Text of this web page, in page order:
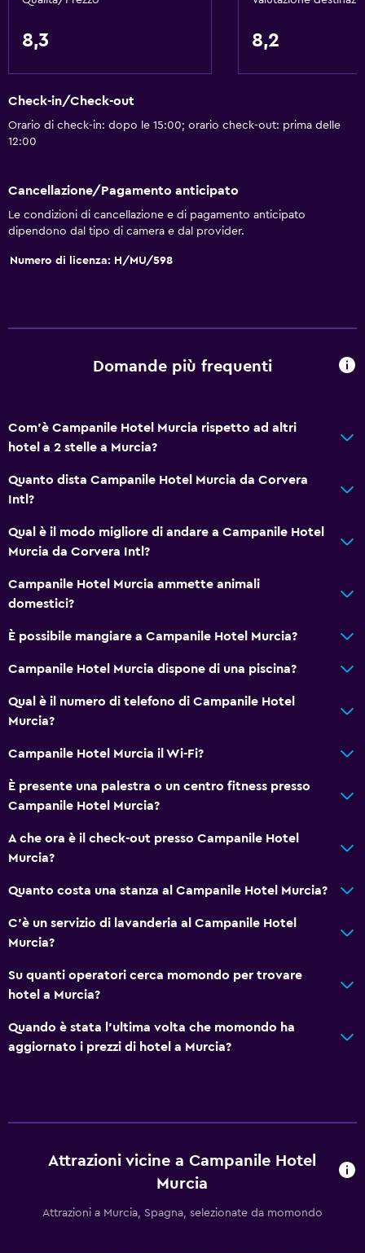
8,3 8,2
Check-in/Check-out
Orario di check-in: dopo le 15:00; orario check-out: prima delle
12:00
Cancellazione/Pagamento anticipato
Le condizioni di cancellazione e di pagamento anticipato
dipendono dal tipo di camera e dal provider.
Numero di licenza: H/MU/598
Domande più frequenti
Com'è Campanile Hotel Murcia rispetto ad altri
hotel a 2 stelle a Murcia?
Quanto dista Campanile Hotel Murcia da Corvera
Intl?
Qual è il modo migliore di andare a Campanile Hotel
Murcia da Corvera Intl?
Campanile Hotel Murcia ammette animali
domestici?
È possibile mangiare a Campanile Hotel Murcia?
Campanile Hotel Murcia dispone di una piscina?
Qual è il numero di telefono di Campanile Hotel
Murcia?
Campanile Hotel Murcia il Wi-Fi?
È presente una palestra o un centro fitness presso
Campanile Hotel Murcia?
A che ora è il check-out presso Campanile Hotel
Murcia?
Quanto costa una stanza al Campanile Hotel Murcia?
C'è un servizio di lavanderia al Campanile Hotel
Murcia?
Su quanti operatori cerca momondo per trovare
hotel a Murcia?
Quando è stata l'ultima volta che momondo ha
aggiornato i prezzi di hotel a Murcia?
Attrazioni vicine a Campanile Hotel
Murcia
Attrazioni a Murcia, Spagna, selezionate da momondo